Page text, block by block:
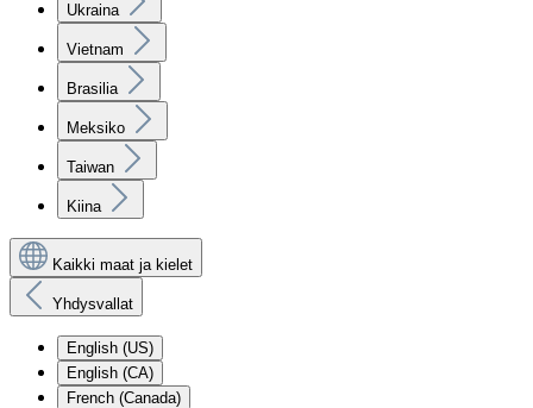
Ukraina
Vietnam
Brasilia
Meksiko
Taiwan
Kiina
Kaikki maat ja kielet
Yhdysvallat
English (US)
English (CA)
French (Canada)